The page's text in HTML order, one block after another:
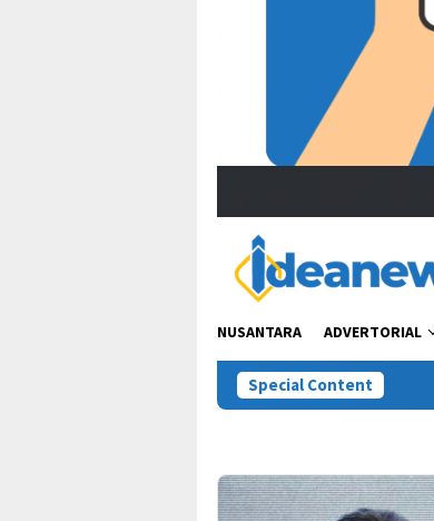
NUSANTARA ADVERTORIAL
Special ContentViral